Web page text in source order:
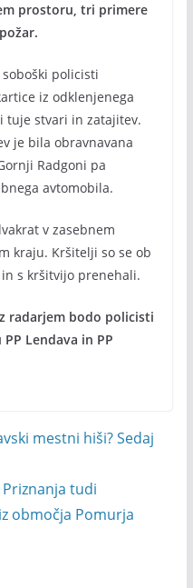
prostoru, tri primere
policisti
iz odklenjenega
tuje stvari in zatajitev.
je bila obravnavana
Radgoni pa
avtomobila.
v zasebnem
kraju. Kršitelji so se ob
s kršitvijo prenehali.
radarjem bodo policisti
Lendava in PP
mestni hiši? Sedaj
tudi
območja Pomurja